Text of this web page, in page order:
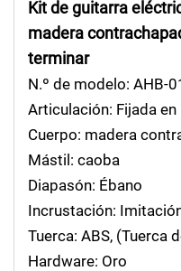
Kit de guitarra
madera
terminar
N.º de modelo: AHB-
Articulación: Fijada en
Cuerpo: madera
Mástil: caoba
Diapasón: Ébano
Incrustación:
Tuerca: ABS, (Tuerca
Hardware: Oro